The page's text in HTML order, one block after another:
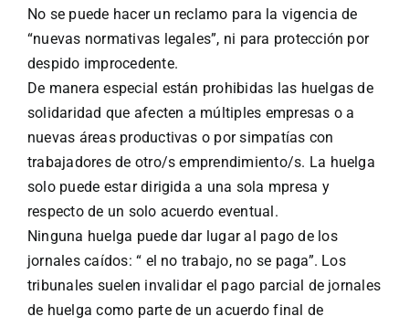
No se puede hacer un reclamo para la vigencia de
“nuevas normativas legales”, ni para protección por
despido improcedente.
De manera especial están prohibidas las huelgas de
solidaridad que afecten a múltiples empresas o a
nuevas áreas productivas o por simpatías con
trabajadores de otro/s emprendimiento/s. La huelga
solo puede estar dirigida a una sola mpresa y
respecto de un solo acuerdo eventual.
Ninguna huelga puede dar lugar al pago de los
jornales caídos: “ el no trabajo, no se paga”. Los
tribunales suelen invalidar el pago parcial de jornales
de huelga como parte de un acuerdo final de